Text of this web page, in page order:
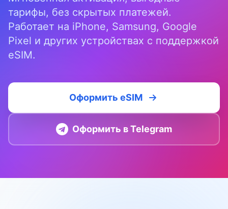
тарифы, без скрытых платежей.
Работает на iPhone, Samsung, Google
Pixel и других устройствах с поддержкой
eSIM.
Оформить eSIM
Оформить в Telegram